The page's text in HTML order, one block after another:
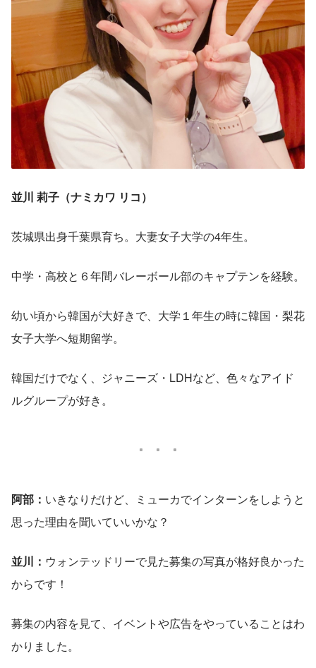
並川 莉子（ナミカワ リコ）
茨城県出身千葉県育ち。大妻女子大学の4年生。
中学・高校と６年間バレーボール部のキャプテンを経験。
幼い頃から韓国が大好きで、大学１年生の時に韓国・梨花
女子大学へ短期留学。
韓国だけでなく、ジャニーズ・LDHなど、色々なアイド
ルグループが好き。
阿部： いきなりだけど、ミューカでインターンをしようと
思った理由を聞いていいかな？
並川： ウォンテッドリーで見た募集の写真が格好良かった
からです！
募集の内容を見て、イベントや広告をやっていることはわ
かりました。